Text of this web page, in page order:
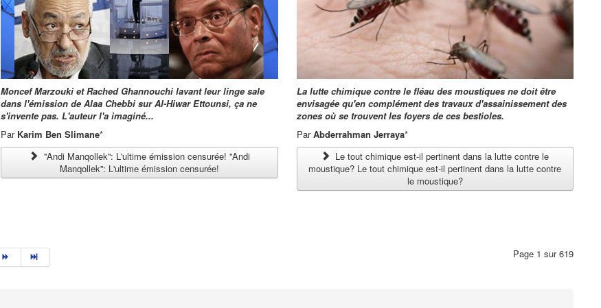
Moncef Marzouki et Rached Ghannouchi lavant leur linge sale
dans l'émission de Alaa Chebbi sur Al-Hiwar Ettounsi, ça ne
s'invente pas. L'auteur l'a imaginé...
Par Karim Ben Slimane*
''Andi Manqollek'': L'ultime émission censurée! ''Andi
Manqollek'': L'ultime émission censurée!
La lutte chimique contre le fléau des moustiques ne doit être
envisagée qu'en complément des travaux d'assainissement des
zones où se trouvent les foyers de ces bestioles.
ParAbderrahman Jerraya*
Le tout chimique est-il pertinent dans la lutte contre le
moustique? Le tout chimique est-il pertinent dans la lutte contre
le moustique?
Page 1 sur 619